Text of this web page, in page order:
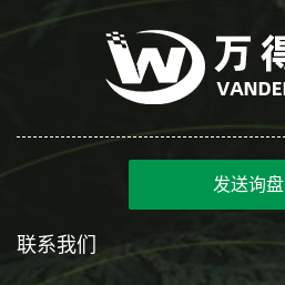
发送询盘
联系我们